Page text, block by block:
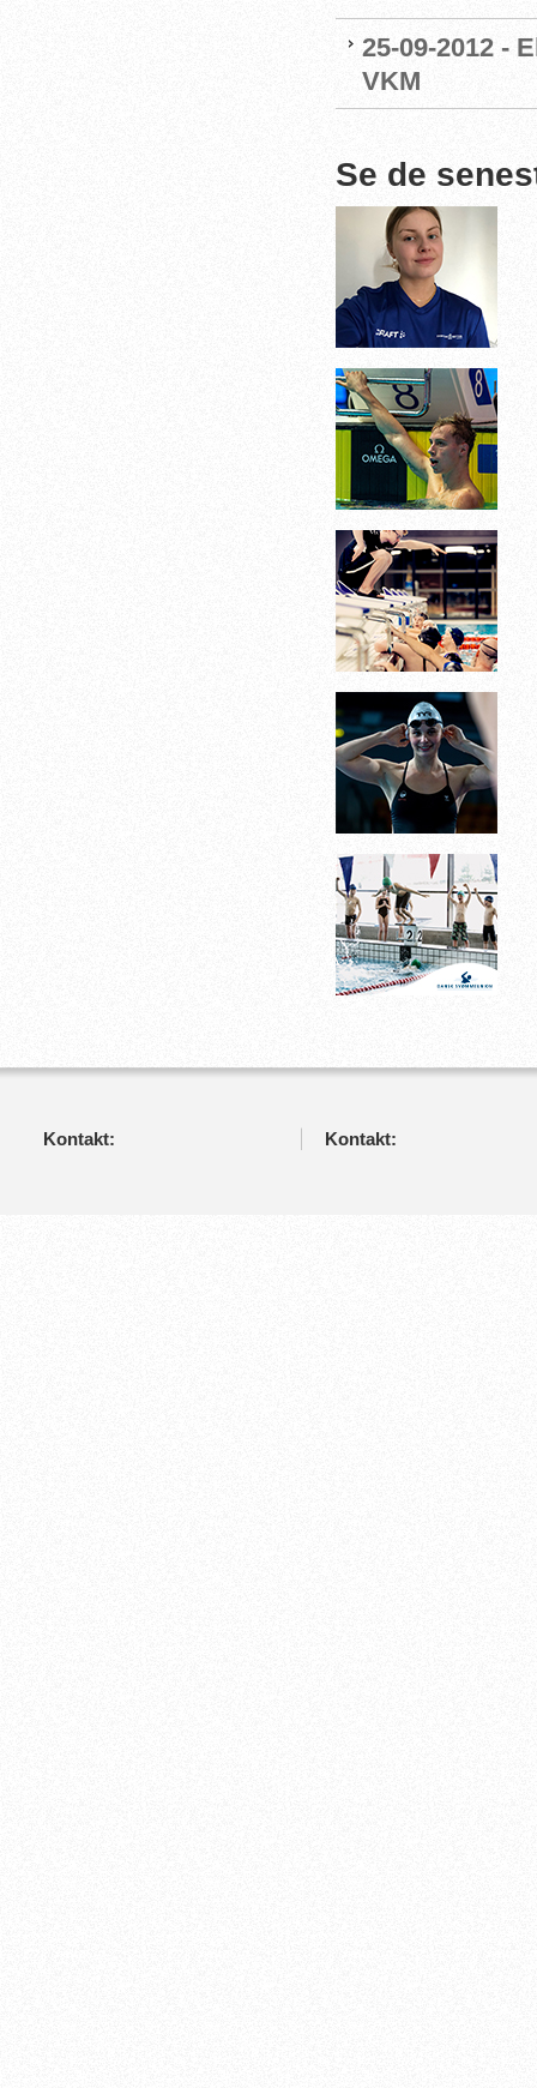
25-09-2012 -
VKM
Se de
Kontakt: Kontakt: